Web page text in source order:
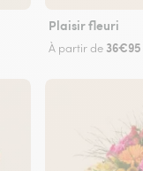
Plaisir fleuri
À partir de 36€95